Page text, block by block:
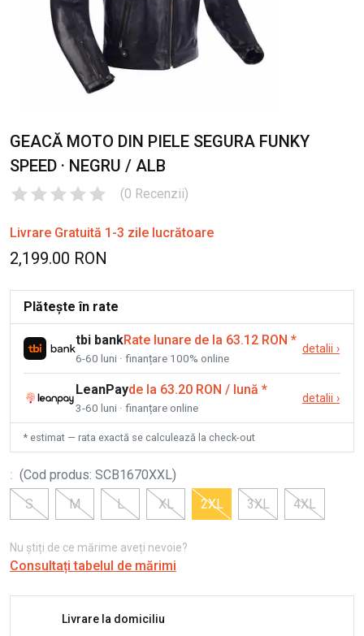
GEACĂ MOTO DIN PIELE SEGURA FUNKY
SPEED · NEGRU / ALB
(0 Recenzii)
Livrare Gratuită 1-3 zile lucrătoare
2,199.00 RON
Plătește în rate
tbi bankRate lunare de la 63.12 RON *
6-60 luni · finanțare 100% online
detalii ›
LeanPayde la 63.20 RON / lună *
3-60 luni · finanțare online
detalii ›
* estimat — rata exactă se calculează la check-out
: (Cod produs: SCB1670XXL)
S
M L XL 2XL 3XL 4XL
Nu știți de ce mărime aveți nevoie?
Consultați tabelul de mărimi
Livrare la domiciliu